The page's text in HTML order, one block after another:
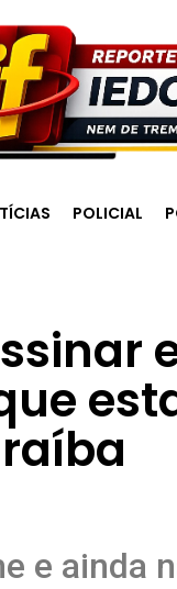
POLICIAL
e ainda